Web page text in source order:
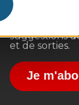
Inscrivez-
d'information
Occitanie
suggestions
et de sorties.
Je